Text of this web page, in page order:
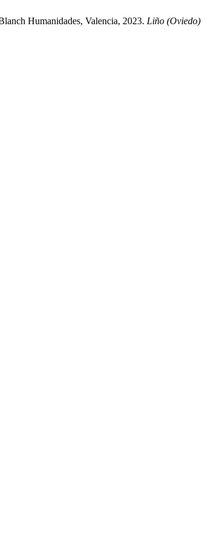
Humanidades, Valencia, 2023. Liño (Oviedo)